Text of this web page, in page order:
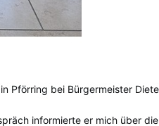
Pförring bei Bürgermeister
informierte er mich über